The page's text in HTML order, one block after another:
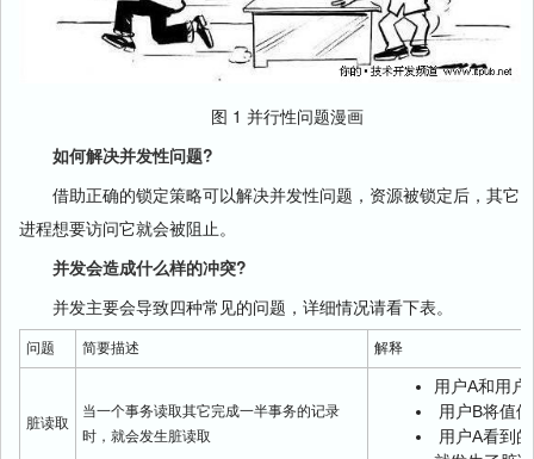
图 1 并行性问题漫画
如何解决并发性问题?
借助正确的锁定策略可以解决并发性问题，资源被锁定后，其它
进程想要访问它就会被阻止。
并发会造成什么样的冲突?
并发主要会导致四种常见的问题，详细情况请看下表。
问题 简要描述 解释
脏读取
当一个事务读取其它完成一半事务的记录
时，就会发生脏读取
用户A和用
用户B将值
用户A看到